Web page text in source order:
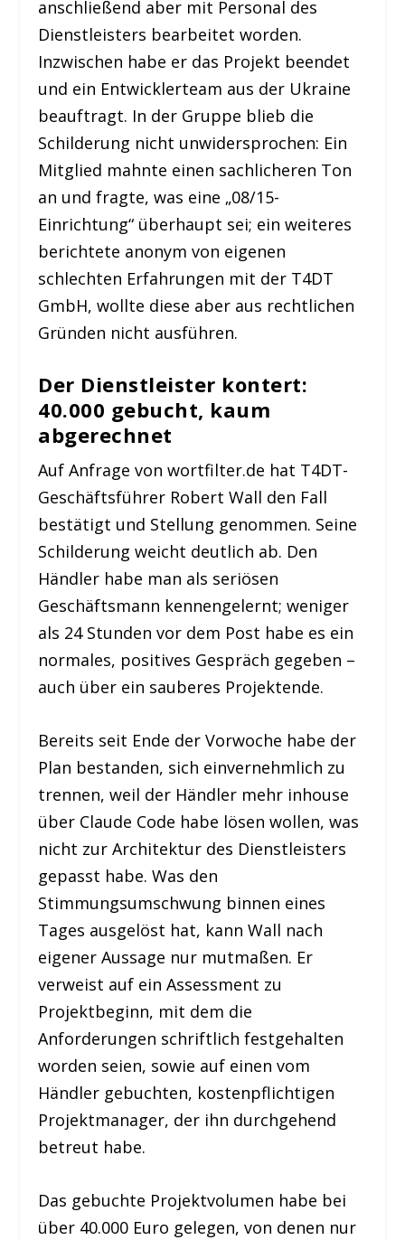
anschließend aber mit Personal des
Dienstleisters bearbeitet worden.
Inzwischen habe er das Projekt beendet
und ein Entwicklerteam aus der Ukraine
beauftragt. In der Gruppe blieb die
Schilderung nicht unwidersprochen: Ein
Mitglied mahnte einen sachlicheren Ton
an und fragte, was eine „08/15-
Einrichtung“ überhaupt sei; ein weiteres
berichtete anonym von eigenen
schlechten Erfahrungen mit der T4DT
GmbH, wollte diese aber aus rechtlichen
Gründen nicht ausführen.
Der Dienstleister kontert:
40.000 gebucht, kaum
abgerechnet
Auf Anfrage von wortfilter.de hat T4DT-
Geschäftsführer Robert Wall den Fall
bestätigt und Stellung genommen. Seine
Schilderung weicht deutlich ab. Den
Händler habe man als seriösen
Geschäftsmann kennengelernt; weniger
als 24 Stunden vor dem Post habe es ein
normales, positives Gespräch gegeben –
auch über ein sauberes Projektende.
Bereits seit Ende der Vorwoche habe der
Plan bestanden, sich einvernehmlich zu
trennen, weil der Händler mehr inhouse
über Claude Code habe lösen wollen, was
nicht zur Architektur des Dienstleisters
gepasst habe. Was den
Stimmungsumschwung binnen eines
Tages ausgelöst hat, kann Wall nach
eigener Aussage nur mutmaßen. Er
verweist auf ein Assessment zu
Projektbeginn, mit dem die
Anforderungen schriftlich festgehalten
worden seien, sowie auf einen vom
Händler gebuchten, kostenpflichtigen
Projektmanager, der ihn durchgehend
betreut habe.
Das gebuchte Projektvolumen habe bei
über 40.000 Euro gelegen, von denen nur